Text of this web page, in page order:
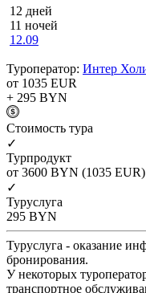
12 дней
11 ночей
12.09
Туроператор: Интер
от 1035 EUR
+ 295 BYN
Cтоимость тура
✓
Турпродукт
от 3600 BYN (1035 EUR)
✓
Туруслуга
295 BYN
Туруслуга - оказание
бронирования.
У некоторых
транспортное